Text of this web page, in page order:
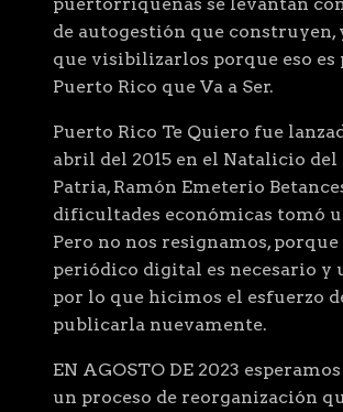
de autogestión que construyen,
que visibilizarlos porque eso es
Puerto Rico que Va a Ser.
Puerto Rico Te Quiero fue
abril del 2015 en el Natalicio del
Patria, Ramón Emeterio
dificultades económicas tomó
Pero no nos resignamos, porque
periódico digital es necesario y
por lo que hicimos el esfuerzo
publicarla nuevamente.
EN AGOSTO DE 2023
un proceso de reorganización